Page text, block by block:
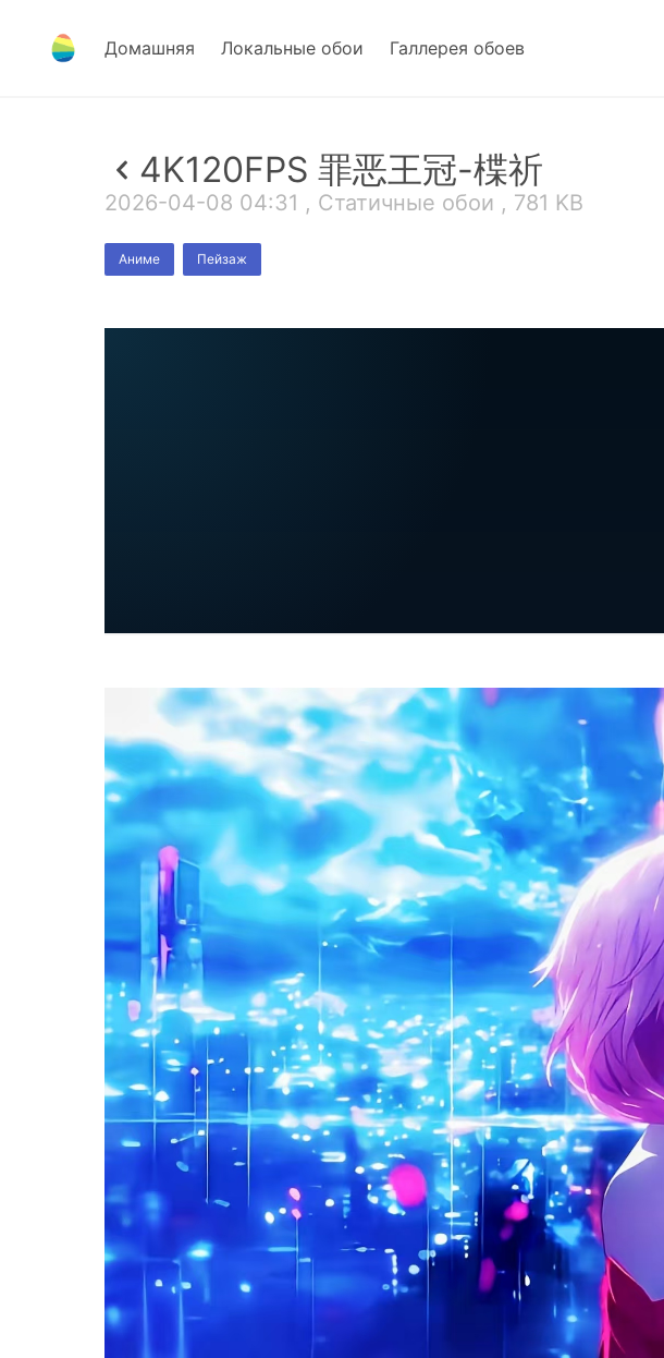
Домашняя Локальные обои Галлерея обоев
4K120FPS 罪恶王冠-楪祈
2026-04-08 04:31 , Статичные обои , 781 KB
Аниме Пейзаж